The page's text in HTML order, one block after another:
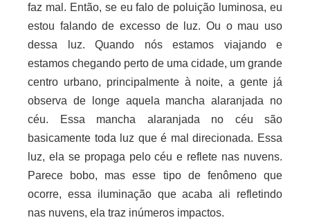
faz mal. Então, se eu falo de poluição luminosa, eu
estou falando de excesso de luz. Ou o mau uso
dessa luz. Quando nós estamos viajando e
estamos chegando perto de uma cidade, um grande
centro urbano, principalmente à noite, a gente já
observa de longe aquela mancha alaranjada no
céu. Essa mancha alaranjada no céu são
basicamente toda luz que é mal direcionada. Essa
luz, ela se propaga pelo céu e reflete nas nuvens.
Parece bobo, mas esse tipo de fenômeno que
ocorre, essa iluminação que acaba ali refletindo
nas nuvens, ela traz inúmeros impactos.